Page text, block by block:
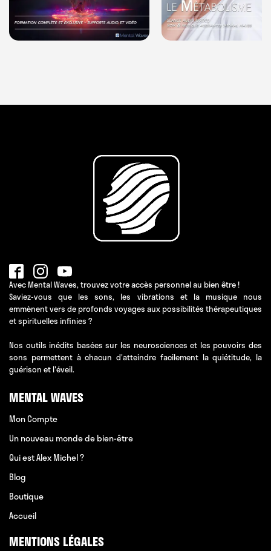
Avec Mental Waves, trouvez votre accès personnel au bien être !
Saviez-vous que les sons, les vibrations et la musique nous
emmènent vers de profonds voyages aux possibilités thérapeutiques
et spirituelles infinies ?
Nos outils inédits basées sur les neurosciences et les pouvoirs des
sons permettent à chacun d'atteindre facilement la quiétitude, la
guérison et l'éveil.
MENTAL WAVES
Mon Compte
Un nouveau monde de bien-être
Qui est Alex Michel ?
Blog
Boutique
Accueil
MENTIONS LÉGALES